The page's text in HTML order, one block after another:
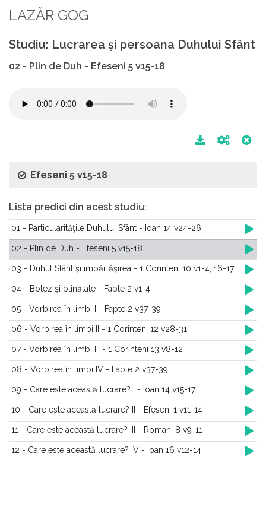
LAZĂR GOG
Studiu: Lucrarea şi persoana Duhului Sfânt
02 - Plin de Duh - Efeseni 5 v15-18
Efeseni 5 v15-18
Lista predici din acest studiu:
01 - Particularităţile Duhului Sfânt - Ioan 14 v24-26
02 - Plin de Duh - Efeseni 5 v15-18
03 - Duhul Sfânt şi împărtăşirea - 1 Corinteni 10 v1-4, 16-17
04 - Botez şi plinătate - Fapte 2 v1-4
05 - Vorbirea în limbi I - Fapte 2 v37-39
06 - Vorbirea în limbi II - 1 Corinteni 12 v28-31
07 - Vorbirea în limbi III - 1 Corinteni 13 v8-12
08 - Vorbirea în limbi IV - Fapte 2 v37-39
09 - Care este această lucrare? I - Ioan 14 v15-17
10 - Care este această lucrare? II - Efeseni 1 v11-14
11 - Care este această lucrare? III - Romani 8 v9-11
12 - Care este această lucrare? IV - Ioan 16 v12-14